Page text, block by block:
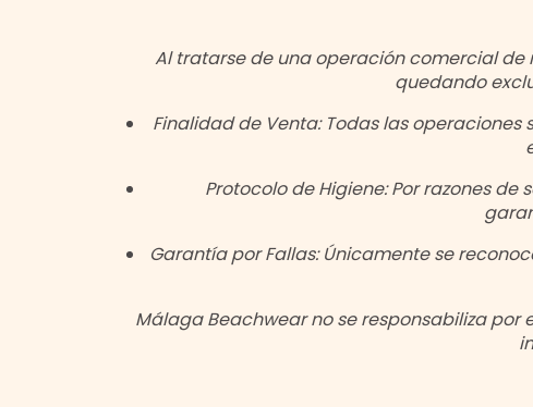
Al tratarse de una operación comercial de
quedando
Finalidad de Venta: Todas las
Protocolo de Higiene: Por razones
Garantía por Fallas: Únicamente se
Málaga Beachwear no se responsabiliza